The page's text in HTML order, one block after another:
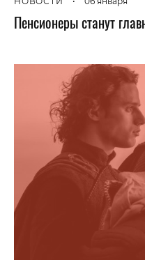
Пенсионеры станут